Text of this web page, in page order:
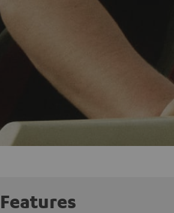
Features